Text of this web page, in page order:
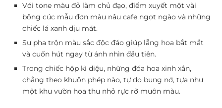
Với tone màu đỏ làm chủ đạo, điểm xuyết một vài
bông cúc mẫu đơn màu nâu cafe ngọt ngào và những
chiếc lá xanh dịu mát.
Sự pha trộn màu sắc độc đáo giúp lẵng hoa bắt mắt
và cuốn hút ngay từ ánh nhìn đầu tiên.
Trong chiếc hộp kì diệu, những đóa hoa xinh xắn,
chẳng theo khuôn phép nào, tự do bung nở, tựa như
một khu vườn hoa thu nhỏ rực rỡ muôn màu.